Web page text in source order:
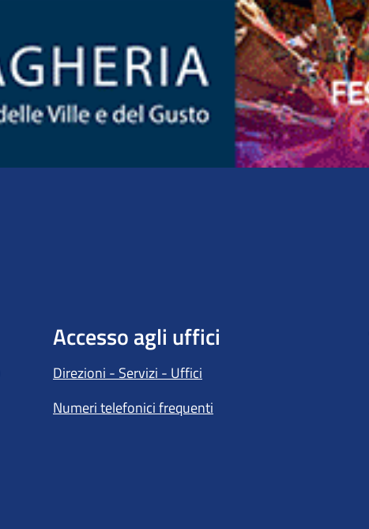
Accesso agli uffici
Direzioni - Servizi - Uffici
Numeri telefonici frequenti